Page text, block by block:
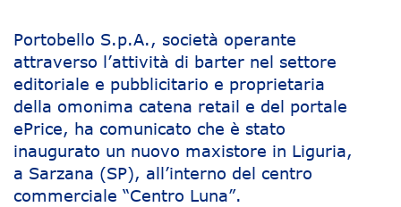
Portobello S.p.A., società operante
attraverso l’attività di barter nel settore
editoriale e pubblicitario e proprietaria
della omonima catena retail e del portale
ePrice, ha comunicato che è stato
inaugurato un nuovo maxistore in Liguria,
a Sarzana (SP), all’interno del centro
commerciale “Centro Luna”.